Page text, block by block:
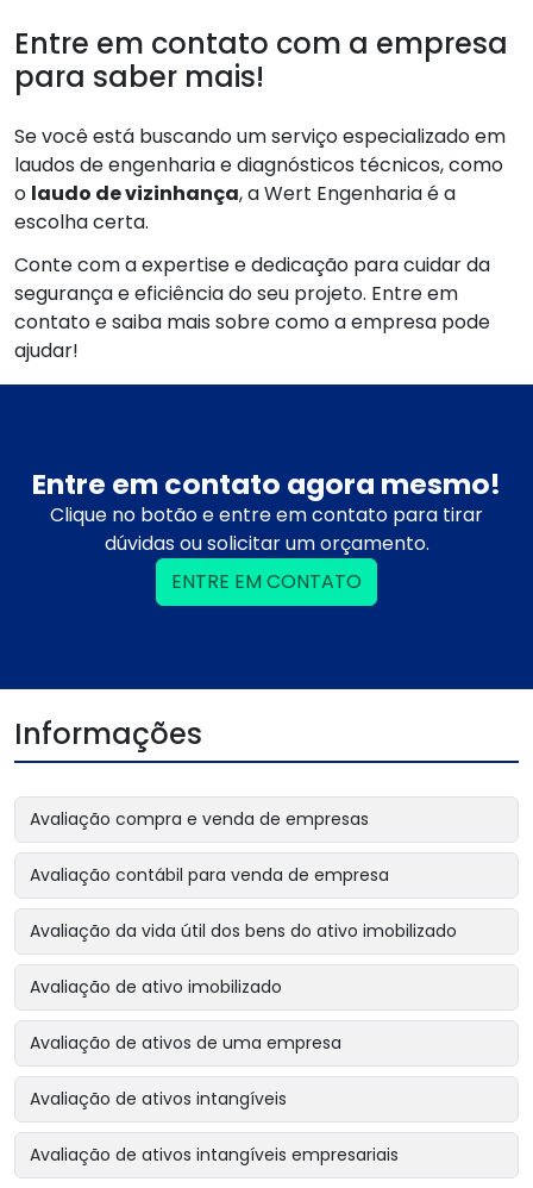
Entre em contato com a empresa
para saber mais!
Se você está buscando um serviço especializado em
laudos de engenharia e diagnósticos técnicos, como
o laudo de vizinhança, a Wert Engenharia é a
escolha certa.
Conte com a expertise e dedicação para cuidar da
segurança e eficiência do seu projeto. Entre em
contato e saiba mais sobre como a empresa pode
ajudar!
Entre em contato agora mesmo!
Clique no botão e entre em contato para tirar
dúvidas ou solicitar um orçamento.
ENTRE EM CONTATO
Informações
Avaliação compra e venda de empresas
Avaliação contábil para venda de empresa
Avaliação da vida útil dos bens do ativo imobilizado
Avaliação de ativo imobilizado
Avaliação de ativos de uma empresa
Avaliação de ativos intangíveis
Avaliação de ativos intangíveis empresariais